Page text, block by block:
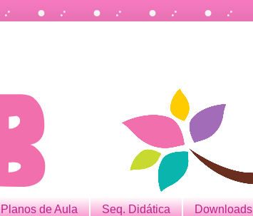
Planos de Aula Seq. Didática Downloads